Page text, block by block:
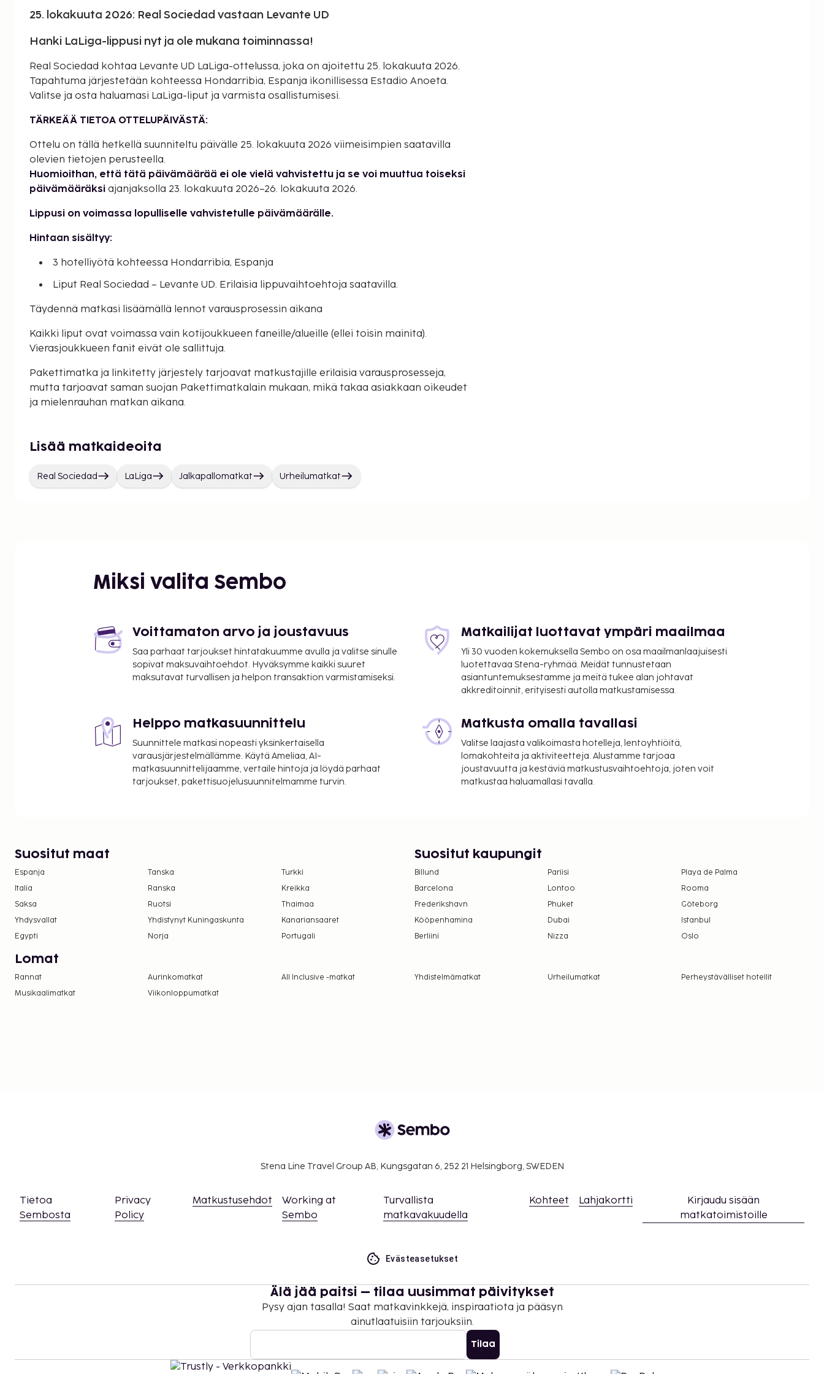
25. lokakuuta 2026: Real Sociedad vastaan Levante UD
Hanki LaLiga-lippusi nyt ja ole mukana toiminnassa!
Real Sociedad kohtaa Levante UD LaLiga-ottelussa, joka on ajoitettu 25. lokakuuta 2026.
Tapahtuma järjestetään kohteessa Hondarribia, Espanja ikonillisessa Estadio Anoeta.
Valitse ja osta haluamasi LaLiga-liput ja varmista osallistumisesi.
TÄRKEÄÄ TIETOA OTTELUPÄIVÄSTÄ:
Ottelu on tällä hetkellä suunniteltu päivälle 25. lokakuuta 2026 viimeisimpien saatavilla
olevien tietojen perusteella.
Huomioithan, että tätä päivämäärää ei ole vielä vahvistettu ja se voi muuttua toiseksi
päivämääräksi ajanjaksolla 23. lokakuuta 2026–26. lokakuuta 2026.
Lippusi on voimassa lopulliselle vahvistetulle päivämäärälle.
Hintaan sisältyy:
3 hotelliyötä kohteessa Hondarribia, Espanja
Liput Real Sociedad – Levante UD. Erilaisia lippuvaihtoehtoja saatavilla.
Täydennä matkasi lisäämällä lennot varausprosessin aikana
Kaikki liput ovat voimassa vain kotijoukkueen faneille/alueille (ellei toisin mainita).
Vierasjoukkueen fanit eivät ole sallittuja.
Pakettimatka ja linkitetty järjestely tarjoavat matkustajille erilaisia varausprosesseja,
mutta tarjoavat saman suojan Pakettimatkalain mukaan, mikä takaa asiakkaan oikeudet
ja mielenrauhan matkan aikana.
Lisää matkaideoita
Real Sociedad LaLiga Jalkapallomatkat Urheilumatkat
Miksi valita Sembo
Voittamaton arvo ja joustavuus
Saa parhaat tarjoukset hintatakuumme avulla ja valitse sinulle
sopivat maksuvaihtoehdot. Hyväksymme kaikki suuret
maksutavat turvallisen ja helpon transaktion varmistamiseksi.
Matkailijat luottavat ympäri maailmaa
Yli 30 vuoden kokemuksella Sembo on osa maailmanlaajuisesti
luotettavaa Stena-ryhmää. Meidät tunnustetaan
asiantuntemuksestamme ja meitä tukee alan johtavat
akkreditoinnit, erityisesti autolla matkustamisessa.
Helppo matkasuunnittelu
Suunnittele matkasi nopeasti yksinkertaisella
varausjärjestelmällämme. Käytä Ameliaa, AI-
matkasuunnittelijaamme, vertaile hintoja ja löydä parhaat
tarjoukset, pakettisuojelusuunnitelmamme turvin.
Matkusta omalla tavallasi
Valitse laajasta valikoimasta hotelleja, lentoyhtiöitä,
lomakohteita ja aktiviteetteja. Alustamme tarjoaa
joustavuutta ja kestäviä matkustusvaihtoehtoja, joten voit
matkustaa haluamallasi tavalla.
Suositut maat
Espanja Tanska
Turkki
Italia
Ranska
Kreikka
Saksa
Ruotsi
Thaimaa
Yhdysvallat
Yhdistynyt Kuningaskunta
Kanariansaaret
Egypti
Norja Portugali
Suositut kaupungit
Billund Pariisi
Playa de Palma
Barcelona
Lontoo
Rooma
Frederikshavn
Phuket
Göteborg
Kööpenhamina
Dubai
Istanbul
Berliini
Nizza Oslo
Lomat
Rannat Aurinkomatkat All Inclusive -matkat Yhdistelmämatkat Urheilumatkat
Perheystävälliset hotellit
Musikaalimatkat
Viikonloppumatkat
Stena Line Travel Group AB, Kungsgatan 6, 252 21 Helsingborg, SWEDEN
Tietoa
Sembosta
Privacy
Policy
Matkustusehdot
Working at
Sembo
Turvallista
matkavakuudella
Kohteet Lahjakortti
Kirjaudu sisään
matkatoimistoille
Evästeasetukset
Älä jää paitsi – tilaa uusimmat päivitykset
Pysy ajan tasalla! Saat matkavinkkejä, inspiraatiota ja pääsyn
ainutlaatuisiin tarjouksiin.
Tilaa